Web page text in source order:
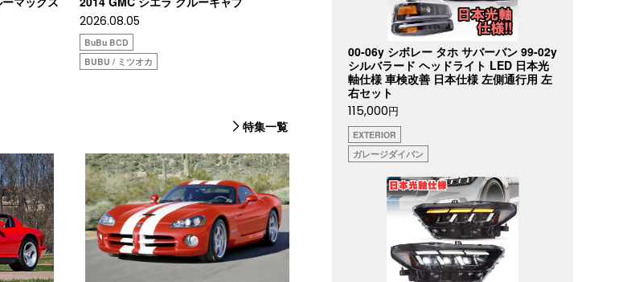
2026.08.05
BuBu BCD
BUBU / ミツオカ
特集一覧
00-06y シボレー タホ サバーバン 99-02y
シルバラード ヘッドライト LED 日本光
軸仕様 車検改善 日本仕様 左側通行用 左
右セット
115,000円
EXTERIOR
ガレージダイバン